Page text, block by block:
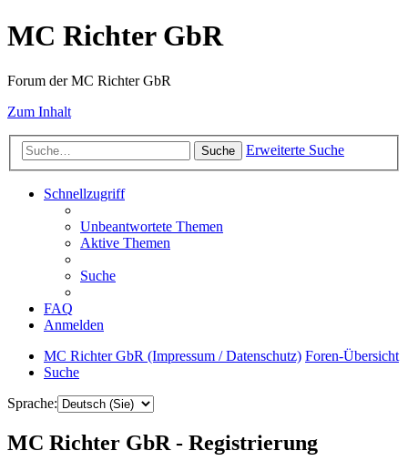
MC Richter GbR
Forum der MC Richter GbR
Zum Inhalt
Suche Erweiterte Suche
Schnellzugriff
Unbeantwortete Themen
Aktive Themen
Suche
FAQ
Anmelden
MC Richter GbR (Impressum / Datenschutz) Foren-Übersicht
Suche
Sprache:
MC Richter GbR - Registrierung